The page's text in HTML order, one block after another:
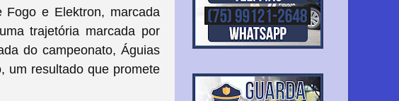
e Elektron, marcada
trajetória marcada por
do campeonato, Águias
um resultado que promete